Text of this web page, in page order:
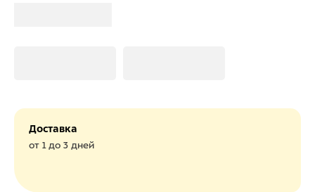
Доставка
от 1 до 3 дней